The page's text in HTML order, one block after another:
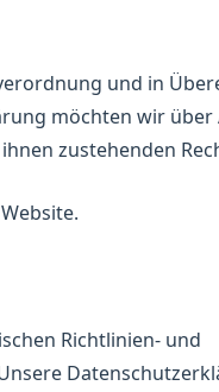
und in
möchten wir
zustehenden
Richtlinien- und